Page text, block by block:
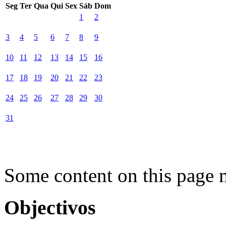
Seg Ter Qua Qui Sex Sáb Dom
1
2
3 4 5 6 7 8 9
10 11 12 13 14 15 16
17 18 19 20 21 22 23
24 25 26 27 28 29 30
31
Some content on this page
Objectivos